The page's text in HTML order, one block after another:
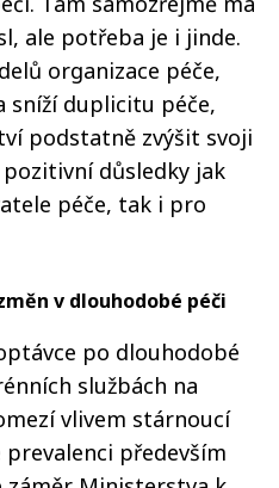
ale potřeba je i jinde.
organizace péče,
sníží duplicitu péče,
podstatně zvýšit svoji
důsledky jak
péče, tak i pro
v dlouhodobé péči
po dlouhodobé
službách na
vlivem stárnoucí
především